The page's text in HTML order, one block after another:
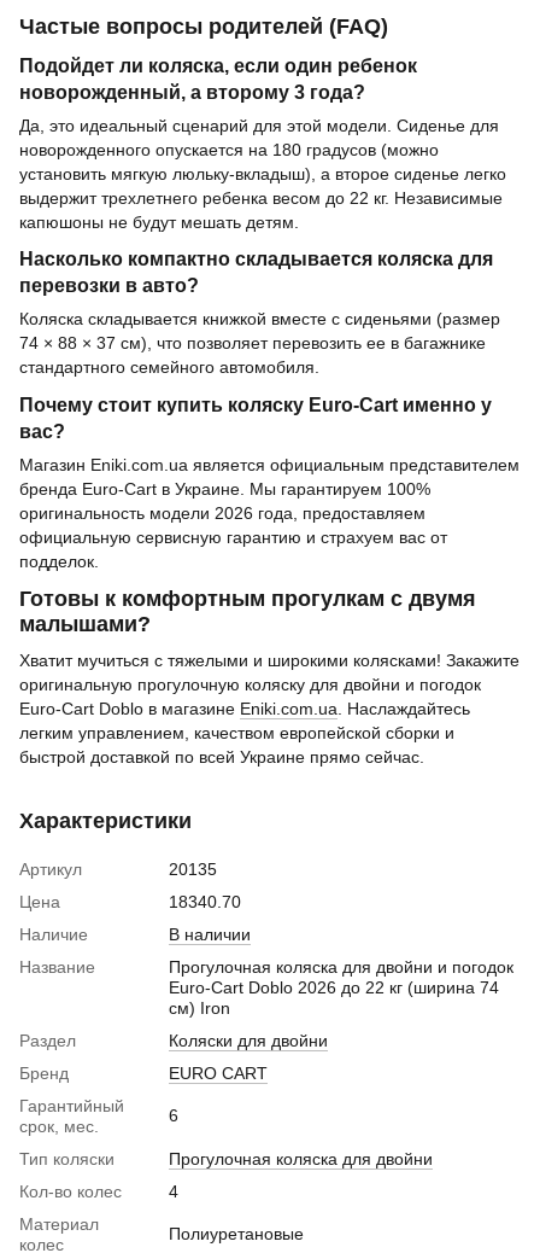
Частые вопросы родителей (FAQ)
Подойдет ли коляска, если один ребенок
новорожденный, а второму 3 года?
Да, это идеальный сценарий для этой модели. Сиденье для
новорожденного опускается на 180 градусов (можно
установить мягкую люльку-вкладыш), а второе сиденье легко
выдержит трехлетнего ребенка весом до 22 кг. Независимые
капюшоны не будут мешать детям.
Насколько компактно складывается коляска для
перевозки в авто?
Коляска складывается книжкой вместе с сиденьями (размер
74 × 88 × 37 см), что позволяет перевозить ее в багажнике
стандартного семейного автомобиля.
Почему стоит купить коляску Euro-Cart именно у
вас?
Магазин Eniki.com.ua является официальным представителем
бренда Euro-Cart в Украине. Мы гарантируем 100%
оригинальность модели 2026 года, предоставляем
официальную сервисную гарантию и страхуем вас от
подделок.
Готовы к комфортным прогулкам с двумя
малышами?
Хватит мучиться с тяжелыми и широкими колясками! Закажите
оригинальную прогулочную коляску для двойни и погодок
Euro-Cart Doblo в магазине Eniki.com.ua . Наслаждайтесь
легким управлением, качеством европейской сборки и
быстрой доставкой по всей Украине прямо сейчас.
Характеристики
Артикул
20135
Цена
18340.70
Наличие
В наличии
Название
Прогулочная коляска для двойни и погодок
Euro-Cart Doblo 2026 до 22 кг (ширина 74
см) Iron
Раздел
Коляски для двойни
Бренд
EURO CART
Гарантийный
срок, мес.
6
Тип коляски
Прогулочная коляска для двойни
Кол-во колес
4
Материал
колес
Полиуретановые